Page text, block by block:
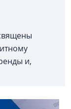
и,